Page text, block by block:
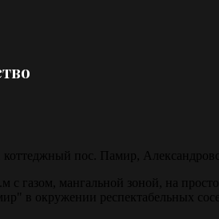
коттеджный пос. Памир,
мангальной зоной, на
в окружении респектабельных